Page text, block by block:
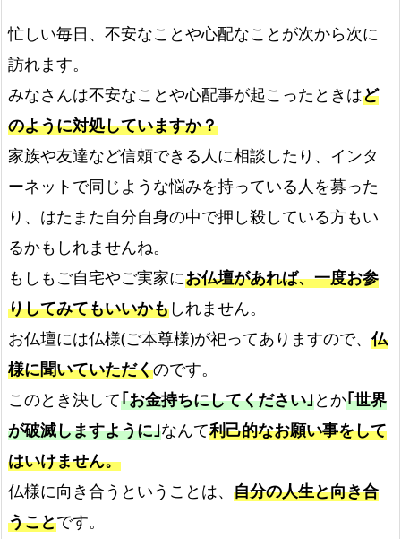
忙しい毎日、不安なことや心配なことが次から次に
訪れます。
みなさんは不安なことや心配事が起こったときはど
のように対処していますか？
家族や友達など信頼できる人に相談したり、インタ
ーネットで同じような悩みを持っている人を募った
り、はたまた自分自身の中で押し殺している方もい
るかもしれませんね。
もしもご自宅やご実家にお仏壇があれば、一度お参
りしてみてもいいかもしれません。
お仏壇には仏様(ご本尊様)が祀ってありますので、 仏
様に聞いていただくのです。
このとき決して｢お金持ちにしてください｣とか｢世界
が破滅しますように｣なんて利己的なお願い事をして
はいけません。
仏様に向き合うということは、 自分の人生と向き合
うことです。